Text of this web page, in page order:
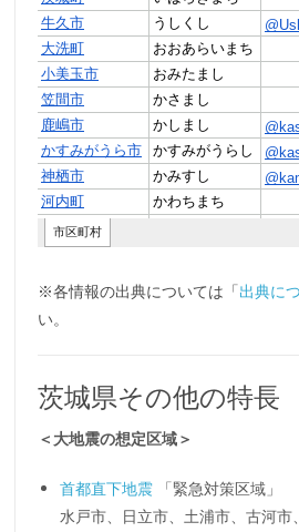
※各情報の出典については「出典に
い。
茨城県その他の特長
＜大地震の想定区域＞
首都直下地震 「緊急対策区域」
水戸市、日立市、土浦市、古河